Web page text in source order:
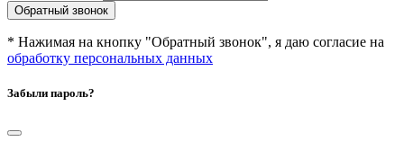
Обратный звонок
* Нажимая на кнопку "Обратный звонок", я даю согласие на
обработку персональных данных
Забыли пароль?